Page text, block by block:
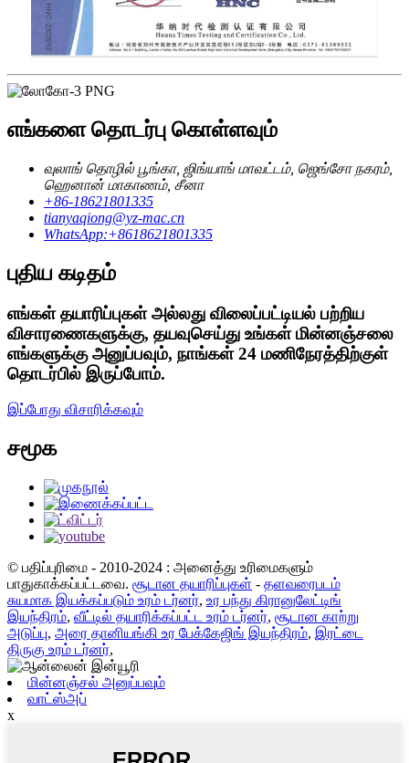
எங்களை தொடர்பு கொள்ளவும்
வுலாங் தொழில் பூங்கா, ஜிங்யாங் மாவட்டம், ஜெங்சோ நகரம்,
ஹெனான் மாகாணம், சீனா
+86-18621801335
tianyaqiong@yz-mac.cn
WhatsApp:+8618621801335
புதிய கடிதம்
எங்கள் தயாரிப்புகள் அல்லது விலைப்பட்டியல் பற்றிய
விசாரணைகளுக்கு, தயவுசெய்து உங்கள் மின்னஞ்சலை
எங்களுக்கு அனுப்பவும், நாங்கள் 24 மணிநேரத்திற்குள்
தொடர்பில் இருப்போம்.
இப்போது விசாரிக்கவும்
சமூக
© பதிப்புரிமை - 2010-2024 : அனைத்து உரிமைகளும்
பாதுகாக்கப்பட்டவை. சூடான தயாரிப்புகள் - தளவரைபடம்
சுயமாக இயக்கப்படும் உரம் டர்னர், உர பந்து கிரானுலேட்டிங்
இயந்திரம், வீட்டில் தயாரிக்கப்பட்ட உரம் டர்னர், சூடான காற்று
அடுப்பு, அரை தானியங்கி உர பேக்கேஜிங் இயந்திரம், இரட்டை
திருகு உரம் டர்னர்,
மின்னஞ்சல் அனுப்பவும்
வாட்ஸ்அப்
x